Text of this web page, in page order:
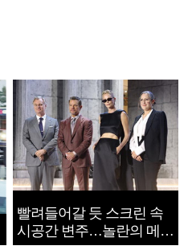
빨려들어갈 듯 스크린 속
시공간 변주…놀란의 메시